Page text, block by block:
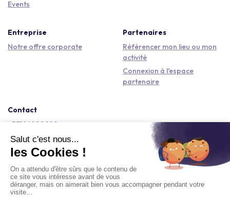
Events
Entreprise
Notre offre corporate
Partenaires
Référencer mon lieu ou mon
activité
Connexion à l'espace
partenaire
Contact
+33184809292
hello@kactus.com
Copyright © 2026 Kactus Tous droits réservés
Conditions générales d'utilisation
Mentions légales